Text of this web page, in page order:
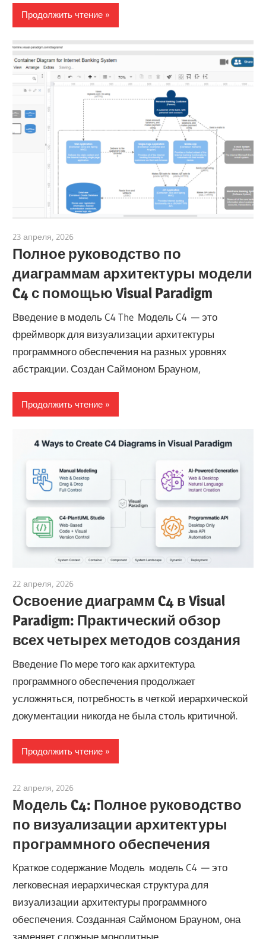
Продолжить чтение
23 апреля, 2026
Полное руководство по
диаграммам архитектуры модели
C4 с помощью Visual Paradigm
Введение в модель C4 The Модель C4 — это
фреймворк для визуализации архитектуры
программного обеспечения на разных уровнях
абстракции. Создан Саймоном Брауном,
Продолжить чтение
22 апреля, 2026
Освоение диаграмм C4 в Visual
Paradigm: Практический обзор
всех четырех методов создания
Введение По мере того как архитектура
программного обеспечения продолжает
усложняться, потребность в четкой иерархической
документации никогда не была столь критичной.
Продолжить чтение
22 апреля, 2026
Модель C4: Полное руководство
по визуализации архитектуры
программного обеспечения
Краткое содержание Модель модель C4 — это
легковесная иерархическая структура для
визуализации архитектуры программного
обеспечения. Созданная Саймоном Брауном, она
заменяет сложные монолитные